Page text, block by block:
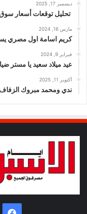
ديسمبر 17, 2025
تحليل توقعات أسعار سوق
مارس 16, 2024
كريم اسامة اول مصري
فبراير 9, 2024
عيد ميلاد سعيد يا مستر
أكتوبر 11, 2025
ندي ومحمد مبروك